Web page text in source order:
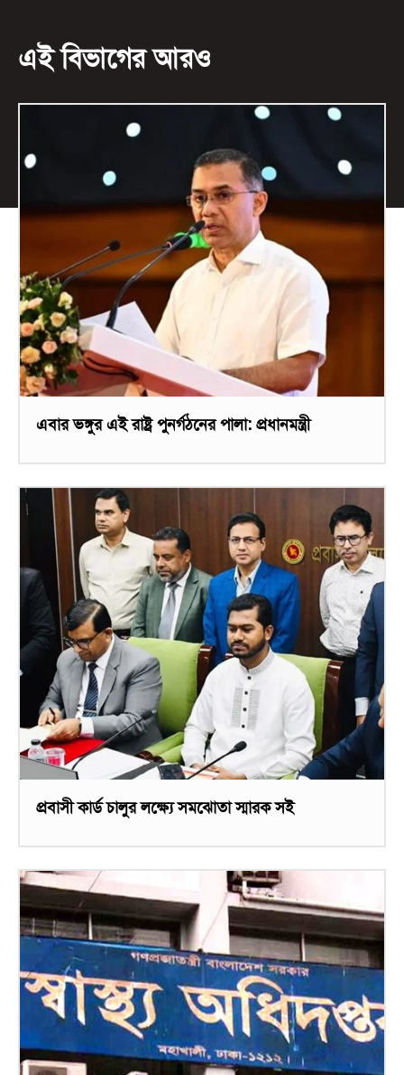
এই বিভাগের আরও
এবার ভঙ্গুর এই রাষ্ট্র পুনর্গঠনের পালা: প্রধানমন্ত্রী
প্রবাসী কার্ড চালুর লক্ষ্যে সমঝোতা স্মারক সই